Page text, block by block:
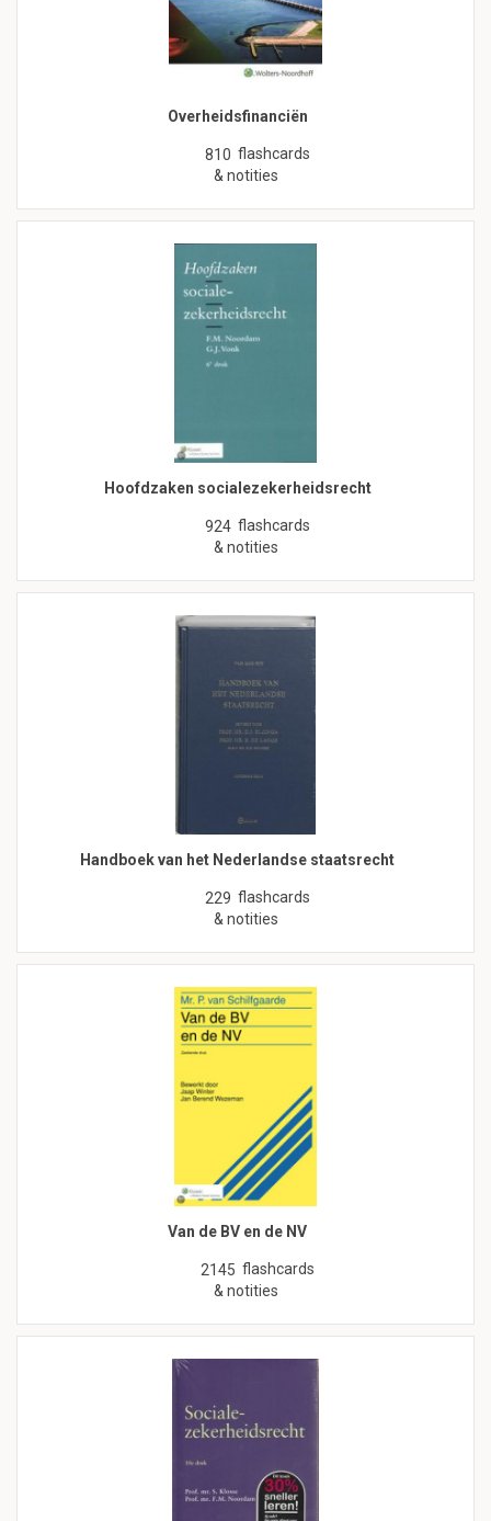
Overheidsfinanciën
810 flashcards
& notities
Hoofdzaken socialezekerheidsrecht
924 flashcards
& notities
Handboek van het Nederlandse staatsrecht
229 flashcards
& notities
Van de BV en de NV
2145 flashcards
& notities